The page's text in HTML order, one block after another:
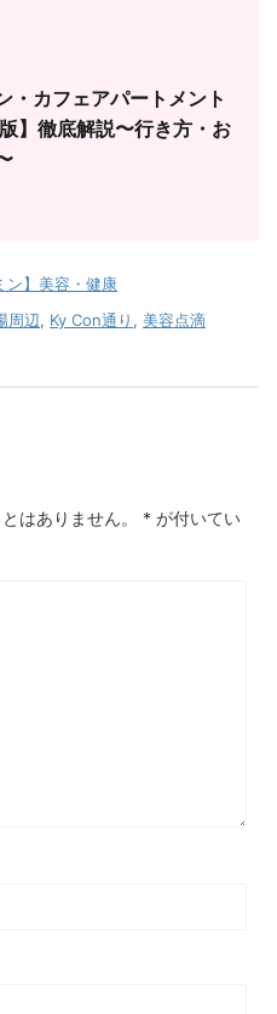
・カフェアパートメント
版】徹底解説〜行き方・お
ン】美容・健康
周辺, Ky Con通り , 美容点滴
はありません。 * が付いてい